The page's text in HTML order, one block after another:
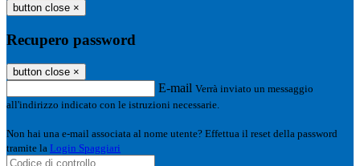
button close ×
Recupero password
button close ×
E-mail Verrà inviato un messaggio
all'indirizzo indicato con le istruzioni necessarie.
Non hai una e-mail associata al nome utente? Effettua il reset della password
tramite la Login Spaggiari